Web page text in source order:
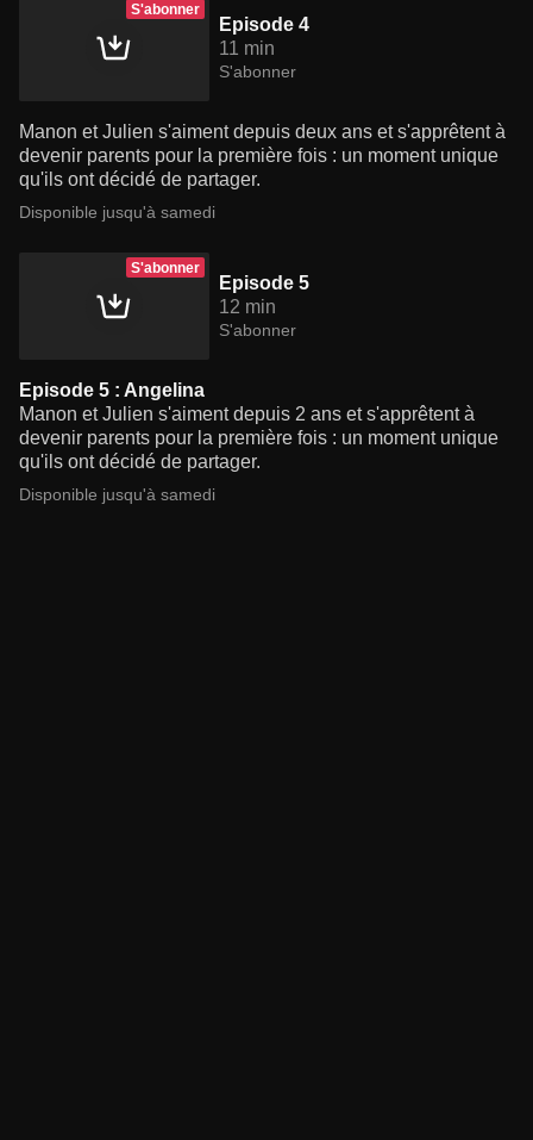
S'abonner
Episode 4
11 min
S'abonner
Manon et Julien s'aiment depuis deux ans et s'apprêtent à
devenir parents pour la première fois : un moment unique
qu'ils ont décidé de partager.
Disponible jusqu'à samedi
S'abonner
Episode 5
12 min
S'abonner
Episode 5 : Angelina
Manon et Julien s'aiment depuis 2 ans et s'apprêtent à
devenir parents pour la première fois : un moment unique
qu'ils ont décidé de partager.
Disponible jusqu'à samedi